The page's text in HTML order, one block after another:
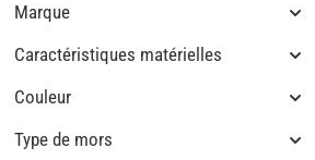
Marque
Caractéristiques matérielles
Couleur
Type de mors